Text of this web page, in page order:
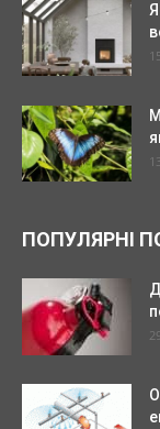
ПОПУЛЯРНІ